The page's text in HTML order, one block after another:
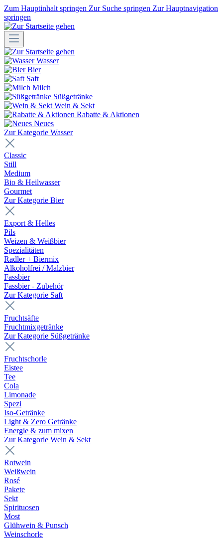
Zum Hauptinhalt springen Zur Suche springen Zur Hauptnavigation
springen
Wasser
Bier
Saft
Milch
Süßgetränke
Wein & Sekt
Rabatte & Aktionen
Neues
Zur Kategorie Wasser
Classic
Still
Medium
Bio & Heilwasser
Gourmet
Zur Kategorie Bier
Export & Helles
Pils
Weizen & Weißbier
Spezialitäten
Radler + Biermix
Alkoholfrei / Malzbier
Fassbier
Fassbier - Zubehör
Zur Kategorie Saft
Fruchtsäfte
Fruchtmixgetränke
Zur Kategorie Süßgetränke
Fruchtschorle
Eistee
Tee
Cola
Limonade
Spezi
Iso-Getränke
Light & Zero Getränke
Energie & zum mixen
Zur Kategorie Wein & Sekt
Rotwein
Weißwein
Rosé
Pakete
Sekt
Spirituosen
Most
Glühwein & Punsch
Weinschorle